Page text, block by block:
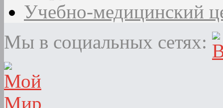
Учебно-медицинский
Мы в социальных сетях: